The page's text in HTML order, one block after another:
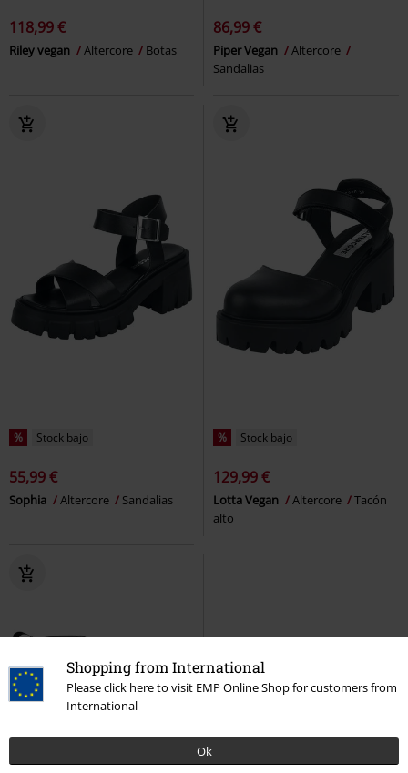
Shopping from International
Please click here to visit EMP Online Shop for customers from
International
Ok
118,99 €
Riley vegan Altercore Botas
86,99 €
Piper Vegan
Altercore
Sandalias
% Stock bajo
55,99 €
Sophia Altercore Sandalias
% Stock bajo
129,99 €
Lotta Vegan Altercore
Tacón
alto